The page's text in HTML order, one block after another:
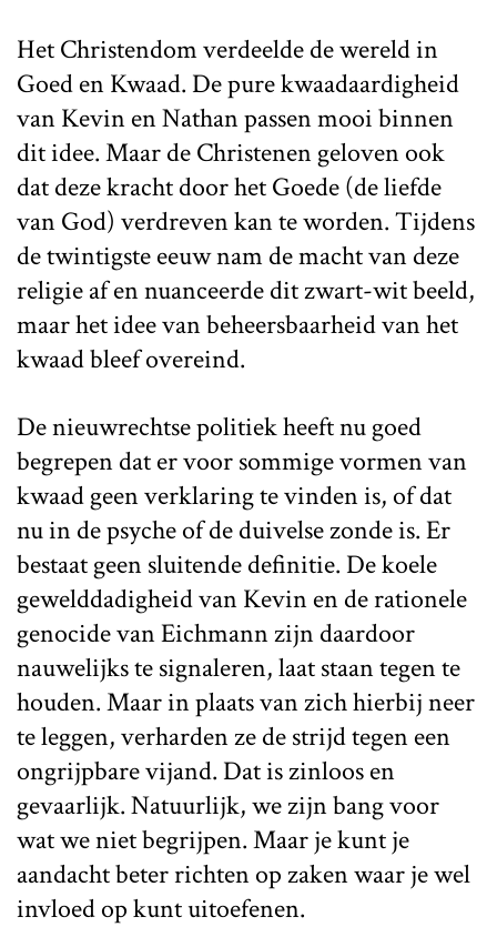
Het Christendom verdeelde de wereld in
Goed en Kwaad. De pure kwaadaardigheid
van Kevin en Nathan passen mooi binnen
dit idee. Maar de Christenen geloven ook
dat deze kracht door het Goede (de liefde
van God) verdreven kan te worden. Tijdens
de twintigste eeuw nam de macht van deze
religie af en nuanceerde dit zwart-wit beeld,
maar het idee van beheersbaarheid van het
kwaad bleef overeind.
De nieuwrechtse politiek heeft nu goed
begrepen dat er voor sommige vormen van
kwaad geen verklaring te vinden is, of dat
nu in de psyche of de duivelse zonde is. Er
bestaat geen sluitende definitie. De koele
gewelddadigheid van Kevin en de rationele
genocide van Eichmann zijn daardoor
nauwelijks te signaleren, laat staan tegen te
houden. Maar in plaats van zich hierbij neer
te leggen, verharden ze de strijd tegen een
ongrijpbare vijand. Dat is zinloos en
gevaarlijk. Natuurlijk, we zijn bang voor
wat we niet begrijpen. Maar je kunt je
aandacht beter richten op zaken waar je wel
invloed op kunt uitoefenen.